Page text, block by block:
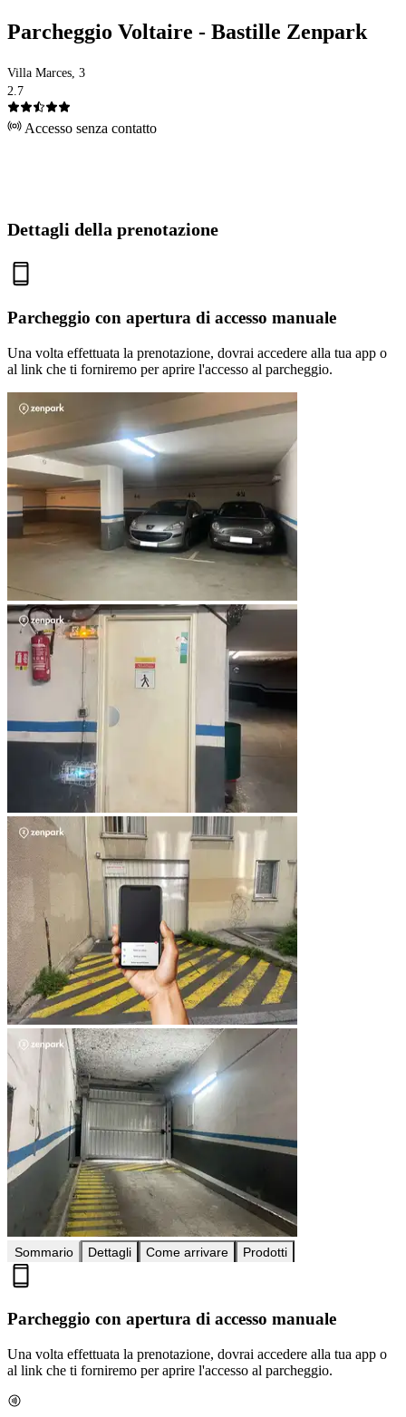
Parcheggio Voltaire - Bastille Zenpark
Villa Marces, 3
2.7
Accesso senza contatto
Dettagli della prenotazione
Parcheggio con apertura di accesso manuale
Una volta effettuata la prenotazione, dovrai accedere alla tua app o
al link che ti forniremo per aprire l'accesso al parcheggio.
Sommario Dettagli Come arrivare Prodotti
Parcheggio con apertura di accesso manuale
Una volta effettuata la prenotazione, dovrai accedere alla tua app o
al link che ti forniremo per aprire l'accesso al parcheggio.